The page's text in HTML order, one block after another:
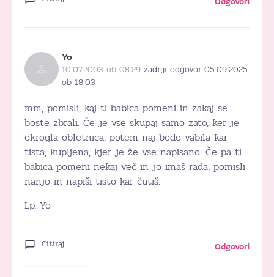
Yo
10.07.2003 ob 08:29 zadnji odgovor 05.09.2025
ob 18:03
mm, pomisli, kaj ti babica pomeni in zakaj se
boste zbrali. Če je vse skupaj samo zato, ker je
okrogla obletnica, potem naj bodo vabila kar
tista, kupljena, kjer je že vse napisano. Če pa ti
babica pomeni nekaj več in jo imaš rada, pomisli
nanjo in napiši tisto kar čutiš.
Lp, Yo
Citiraj Odgovori